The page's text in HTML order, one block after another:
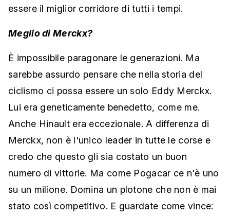
essere il miglior corridore di tutti i tempi.
Meglio di Merckx?
È impossibile paragonare le generazioni. Ma
sarebbe assurdo pensare che nella storia del
ciclismo ci possa essere un solo Eddy Merckx.
Lui era geneticamente benedetto, come me.
Anche Hinault era eccezionale. A differenza di
Merckx, non è l'unico leader in tutte le corse e
credo che questo gli sia costato un buon
numero di vittorie. Ma come Pogacar ce n'è uno
su un milione. Domina un plotone che non è mai
stato così competitivo. E guardate come vince: